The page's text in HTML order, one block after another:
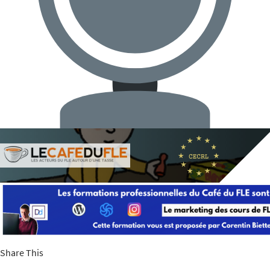
Share This